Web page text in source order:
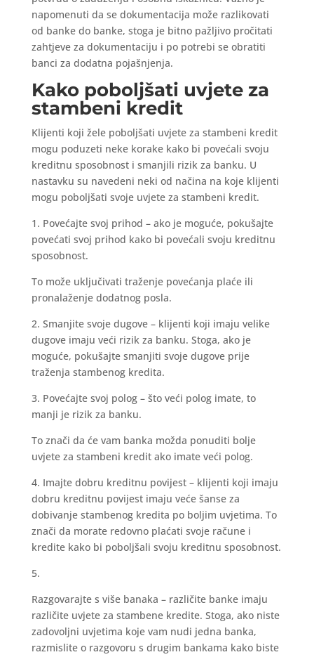
napomenuti da se dokumentacija može razlikovati
od banke do banke, stoga je bitno pažljivo pročitati
zahtjeve za dokumentaciju i po potrebi se obratiti
banci za dodatna pojašnjenja.
Kako poboljšati uvjete za
stambeni kredit
Klijenti koji žele poboljšati uvjete za stambeni kredit
mogu poduzeti neke korake kako bi povećali svoju
kreditnu sposobnost i smanjili rizik za banku. U
nastavku su navedeni neki od načina na koje klijenti
mogu poboljšati svoje uvjete za stambeni kredit.
1. Povećajte svoj prihod – ako je moguće, pokušajte
povećati svoj prihod kako bi povećali svoju kreditnu
sposobnost.
To može uključivati traženje povećanja plaće ili
pronalaženje dodatnog posla.
2. Smanjite svoje dugove – klijenti koji imaju velike
dugove imaju veći rizik za banku. Stoga, ako je
moguće, pokušajte smanjiti svoje dugove prije
traženja stambenog kredita.
3. Povećajte svoj polog – što veći polog imate, to
manji je rizik za banku.
To znači da će vam banka možda ponuditi bolje
uvjete za stambeni kredit ako imate veći polog.
4. Imajte dobru kreditnu povijest – klijenti koji imaju
dobru kreditnu povijest imaju veće šanse za
dobivanje stambenog kredita po boljim uvjetima. To
znači da morate redovno plaćati svoje račune i
kredite kako bi poboljšali svoju kreditnu sposobnost.
5.
Razgovarajte s više banaka – različite banke imaju
različite uvjete za stambene kredite. Stoga, ako niste
zadovoljni uvjetima koje vam nudi jedna banka,
razmislite o razgovoru s drugim bankama kako biste